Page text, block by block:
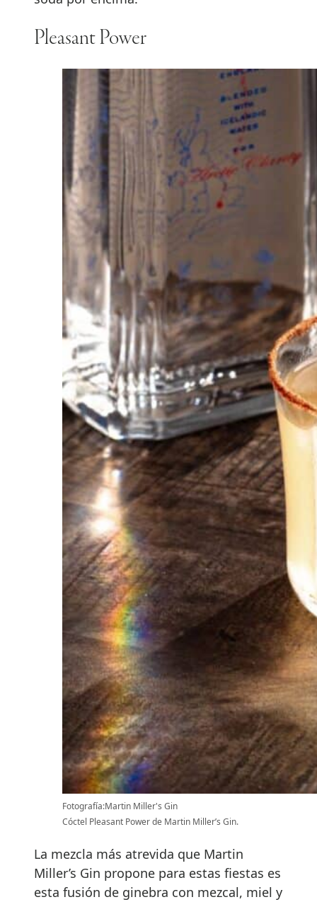
Pleasant Power
Fotografía:Martin Miller's Gin
Cóctel Pleasant Power de Martin Miller’s Gin.
La mezcla más atrevida que Martin
Miller’s Gin propone para estas fiestas es
esta fusión de ginebra con mezcal, miel y